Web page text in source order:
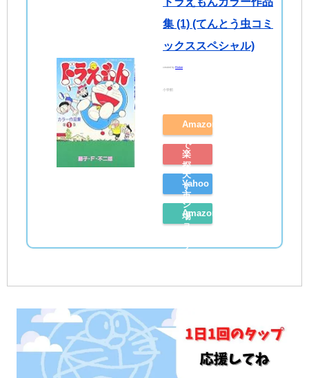
集 (1) (てんとう虫コミ
ックススペシャル)
created byRinker
小学館
Amazon
で
探
す
楽
天
市
場
Yahoo
シ
ョ
ッ
ン
で
Amazon
読